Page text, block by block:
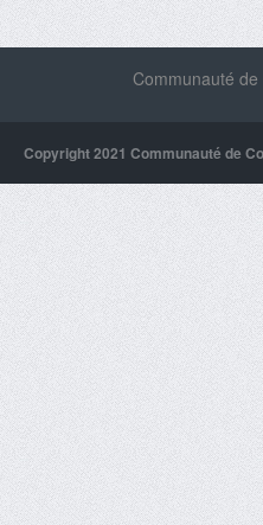
Communauté
Copyright 2021 Communauté de